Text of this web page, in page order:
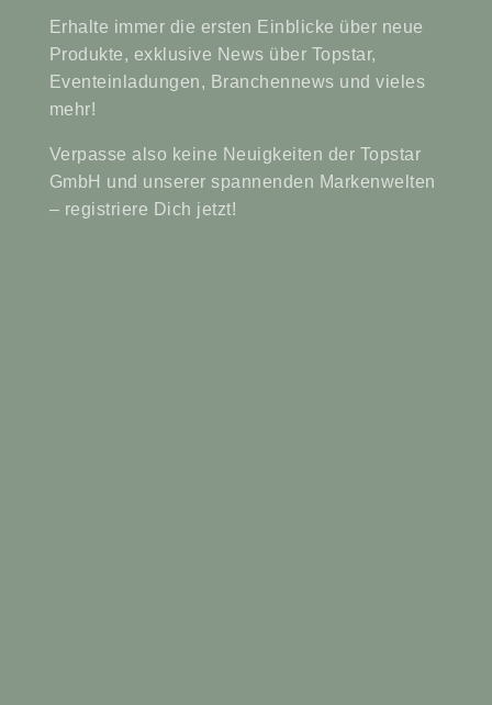
Erhalte immer die ersten Einblicke über neue
Produkte, exklusive News über Topstar,
Eventeinladungen, Branchennews und vieles
mehr!
Verpasse also keine Neuigkeiten der Topstar
GmbH und unserer spannenden Markenwelten
– registriere Dich jetzt!